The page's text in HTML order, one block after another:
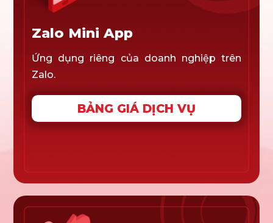
Zalo Mini App
Ứng dụng riêng của doanh nghiệp trên
Zalo.
BẢNG GIÁ DỊCH VỤ